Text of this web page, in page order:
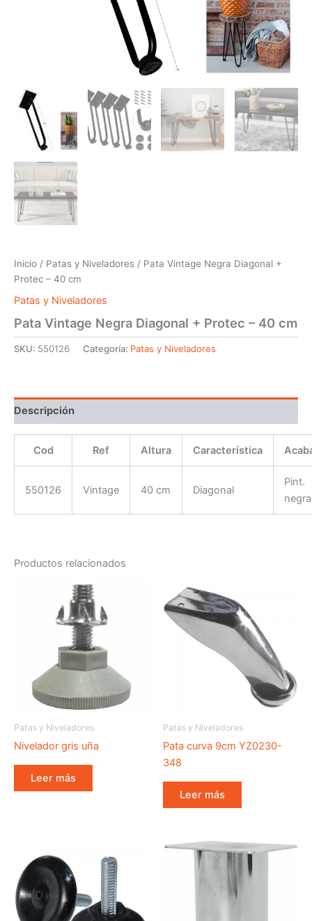
Inicio / Patas y Niveladores / Pata Vintage Negra Diagonal +
Protec – 40 cm
Patas y Niveladores
Pata Vintage Negra Diagonal + Protec – 40 cm
SKU: 550126 Categoría: Patas y Niveladores
Descripción
Cod Ref Altura Característica
550126 Vintage 40 cm Diagonal
Pint.
negra
Productos relacionados
Patas y Niveladores
Nivelador gris uña
Leer más
Patas y Niveladores
Pata curva 9cm YZ0230-
348
Leer más